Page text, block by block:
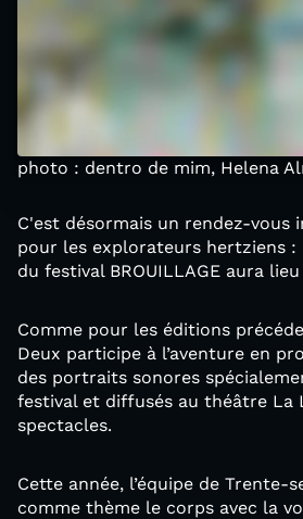
photo : dentro de mim, Helena
C'est désormais un rendez-vous
pour les explorateurs hertziens
du festival BROUILLAGE aura
Comme pour les éditions
Deux participe à l’aventure en
des portraits sonores
festival et diffusés au théâtre La
spectacles.
Cette année, l’équipe de Trente-
comme thème le corps avec la